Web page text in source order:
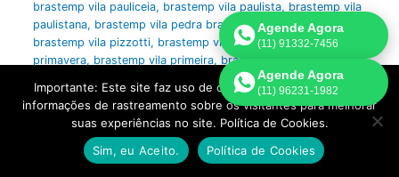
brastemp vila pauliceia, brastemp vila paulista, brastemp vila
paulistana, brastemp vila pedra branca,brastemp vila peres
brastemp vila pizzotti, brastemp vila pompéia,brastemp vila
primavera, brastemp vila primeira, brastemp vila progredior
brastemp vila rabelo,brastemp vila
ré,brastemp vila regente feijó ,brastemp vila remédios,
brastemp vila romana,brastemp vila rute,brastemp vila
,brastemp vila sacomã,brastemp vila salete,
brastemp vila salvador romeu
, brastemp vila santa catarina
brastemp vila santo antônio
brastemp vila santo stefano
Agende Agora
(11) 91332-7456
Agende Agora
(11) 96231-1982
Importante: Este site faz uso de cookies que podem conter
informações de rastreamento sobre os visitantes para melhorar
suas experiências no site. Política de Cookies.
Sim, eu Aceito.
Política de Cookies